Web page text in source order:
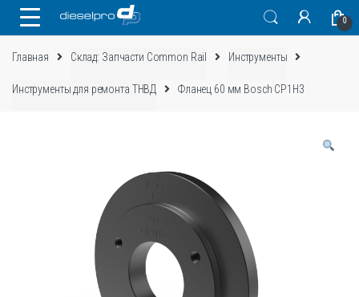
0
Главная Склад: Запчасти Common Rail Инструменты
Инструменты для ремонта ТНВД Фланец 60 мм Bosch CP1H3